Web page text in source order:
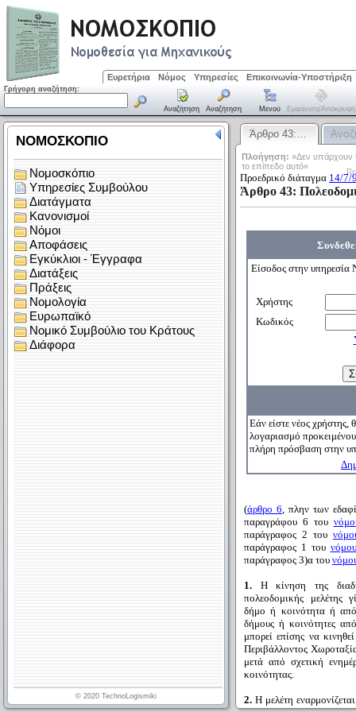
Ευρετήρια Νόμος Υπηρεσίες Επικοινωνία-Υποστήριξη
Γρήγορη αναζήτηση:
Αναζήτηση Αναζήτηση Μενού Εμφάνιση/απόκρυψη
Άρθρο 43:…